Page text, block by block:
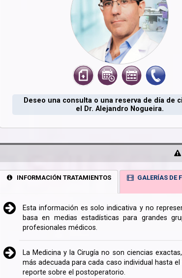
Deseo una consulta o una reserva de día de
el Dr. Alejandro Nogueira.
INFORMACIÓN TRATAMIENTOS GALERÍAS DE
Esta información es solo indicativa y no
basa en medias estadísticas para grandes
profesionales médicos.
La Medicina y la Cirugía no son ciencias
más adecuada para cada caso individual hasta
reporte sobre el postoperatorio.